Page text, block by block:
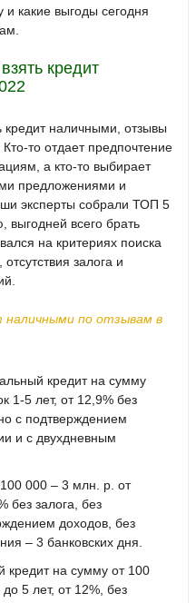
и какие выгоды сегодня
кредит
кредит наличными, отзывы
то отдает предпочтение
а кто-то выбирает
предложениями и
эксперты собрали ТОП 5
выгодней всего брать
на критериях поиска
залога и
наличными по отзывам в
кредит на сумму
1-5 лет, от 12,9% без
с подтверждением
и с двухдневным
000 – 3 млн. р. от
без залога, без
доходов, без
– 3 банковских дня.
кредит на сумму от 100
5 лет, от 12%, без